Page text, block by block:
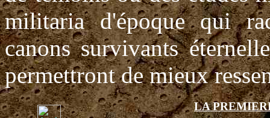
militaria d'époque qui
canons survivants
permettront de mieux
LA